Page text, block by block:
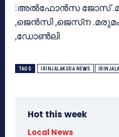
:അൽഫോൻസ ജോസ്
,ജെൻസി ,ജെസ്‌ന
,ഡോൺലി
TAGS IRINJALAKUDA NEWS
Hot this week
Local News